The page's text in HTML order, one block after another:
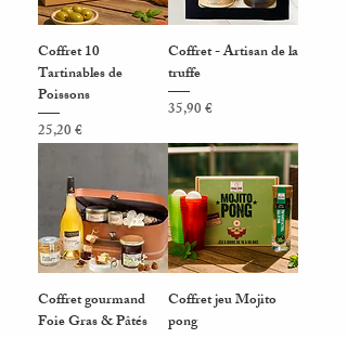
Coffret 10
Tartinables de
Poissons
Prix
25,20 €
Coffret - Artisan de la
truffe
Prix
35,90 €
Coffret gourmand
Foie Gras & Pâtés
Coffret jeu Mojito
pong